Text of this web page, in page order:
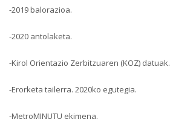
-2019 balorazioa.
-2020 antolaketa.
-Kirol Orientazio Zerbitzuaren (KOZ) datuak.
-Erorketa tailerra. 2020ko egutegia.
-MetroMINUTU ekimena.